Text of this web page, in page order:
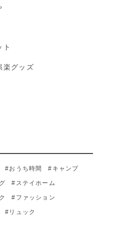
ト
楽グッズ
#おうち時間 #キャンプ
#ステイホーム
#ファッション
#リュック